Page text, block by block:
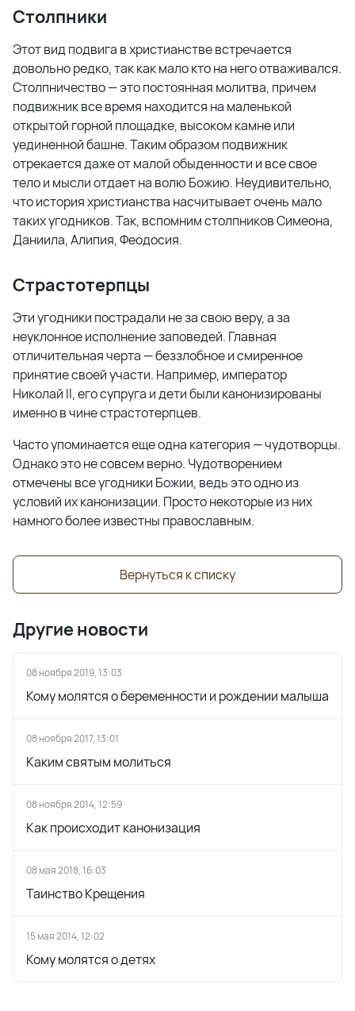
Столпники
Этот вид подвига в христианстве встречается
довольно редко, так как мало кто на него отваживался.
Столпничество — это постоянная молитва, причем
подвижник все время находится на маленькой
открытой горной площадке, высоком камне или
уединенной башне. Таким образом подвижник
отрекается даже от малой обыденности и все свое
тело и мысли отдает на волю Божию. Неудивительно,
что история христианства насчитывает очень мало
таких угодников. Так, вспомним столпников Симеона,
Даниила, Алипия, Феодосия.
Страстотерпцы
Эти угодники пострадали не за свою веру, а за
неуклонное исполнение заповедей. Главная
отличительная черта — беззлобное и смиренное
принятие своей участи. Например, император
Николай II, его супруга и дети были канонизированы
именно в чине страстотерпцев.
Часто упоминается еще одна категория — чудотворцы.
Однако это не совсем верно. Чудотворением
отмечены все угодники Божии, ведь это одно из
условий их канонизации. Просто некоторые из них
намного более известны православным.
Вернуться к списку
Другие новости
08 ноября 2019, 13:03
Кому молятся о беременности и рождении малыша
08 ноября 2017, 13:01
Каким святым молиться
08 ноября 2014, 12:59
Как происходит канонизация
08 мая 2018, 16:03
Таинство Крещения
15 мая 2014, 12:02
Кому молятся о детях